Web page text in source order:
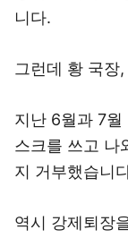
니다.
그런데 황 국장
지난 6월과 7
스크를 쓰고 나
지 거부했습니
역시 강제퇴장